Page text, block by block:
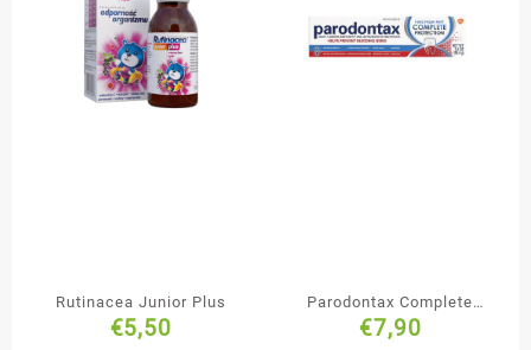
Rutinacea Junior Plus
€5,50
Parodontax Complete
Protection Whitening
€7,90